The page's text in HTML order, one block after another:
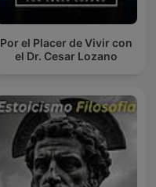
Por el Placer de Vivir con
el Dr. Cesar Lozano